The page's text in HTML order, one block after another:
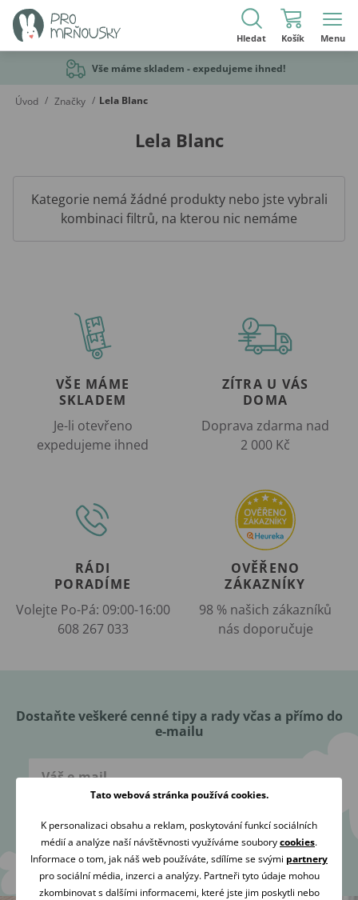
Hledat Košík Menu
Vše máme skladem - expedujeme ihned!
Úvod / Značky / Lela Blanc
Lela Blanc
Kategorie nemá žádné produkty nebo jste vybrali
kombinaci filtrů, na kterou nic nemáme
VŠE MÁME
SKLADEM
Je-li otevřeno
expedujeme ihned
ZÍTRA U VÁS
DOMA
Doprava zdarma nad
2 000 Kč
RÁDI
PORADÍME
Volejte Po-Pá: 09:00-16:00
608 267 033
OVĚŘENO
ZÁKAZNÍKY
98 % našich zákazníků
nás doporučuje
Dostaňte veškeré cenné tipy a rady včas a přímo do
e-mailu
Přihlásit se
Souhlasím sezpracováním osobních údajůza účelem zaslání
newsletteru.
Tato webová stránka používá cookies.
K personalizaci obsahu a reklam, poskytování funkcí sociálních
médií a analýze naší návštěvnosti využíváme souborycookies.
Informace o tom, jak náš web používáte, sdílíme se svými partnery
pro sociální média, inzerci a analýzy. Partneři tyto údaje mohou
zkombinovat s dalšími informacemi, které jste jim poskytli nebo